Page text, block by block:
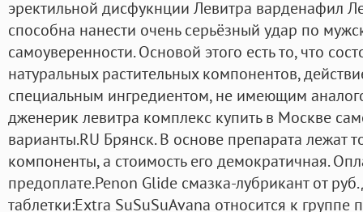
эректильной дисфукнции Левитра варденафил
способна нанести очень серьёзный удар по
самоуверенности. Основой этого есть то, что
натуральных растительных компонентов,
специальным ингредиентом, не имеющим
дженерик левитра комплекс купить в Москве
варианты.RU Брянск. В основе препарата лежат
компоненты, а стоимость его демократичная.
предоплате.Penon Glide смазка-лубрикант от
таблетки:Extra SuSuSuAvana относится к группе